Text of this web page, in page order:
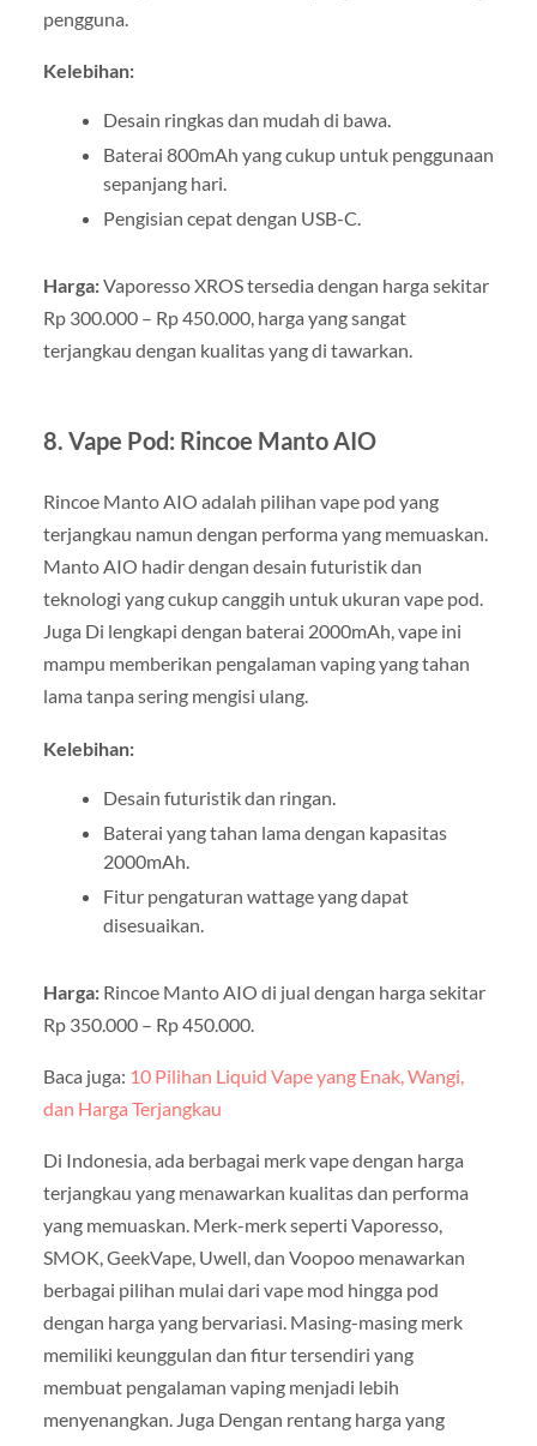
pengguna.
Kelebihan:
Desain ringkas dan mudah di bawa.
Baterai 800mAh yang cukup untuk penggunaan
sepanjang hari.
Pengisian cepat dengan USB-C.
Harga:Vaporesso XROS tersedia dengan harga sekitar
Rp 300.000 – Rp 450.000, harga yang sangat
terjangkau dengan kualitas yang di tawarkan.
8. Vape Pod: Rincoe Manto AIO
Rincoe Manto AIO adalah pilihan vape pod yang
terjangkau namun dengan performa yang memuaskan.
Manto AIO hadir dengan desain futuristik dan
teknologi yang cukup canggih untuk ukuran vape pod.
Juga Di lengkapi dengan baterai 2000mAh, vape ini
mampu memberikan pengalaman vaping yang tahan
lama tanpa sering mengisi ulang.
Kelebihan:
Desain futuristik dan ringan.
Baterai yang tahan lama dengan kapasitas
2000mAh.
Fitur pengaturan wattage yang dapat
disesuaikan.
Harga:Rincoe Manto AIO di jual dengan harga sekitar
Rp 350.000 – Rp 450.000.
Baca juga: 10 Pilihan Liquid Vape yang Enak, Wangi,
dan Harga Terjangkau
Di Indonesia, ada berbagai merk vape dengan harga
terjangkau yang menawarkan kualitas dan performa
yang memuaskan. Merk-merk seperti Vaporesso,
SMOK, GeekVape, Uwell, dan Voopoo menawarkan
berbagai pilihan mulai dari vape mod hingga pod
dengan harga yang bervariasi. Masing-masing merk
memiliki keunggulan dan fitur tersendiri yang
membuat pengalaman vaping menjadi lebih
menyenangkan. Juga Dengan rentang harga yang